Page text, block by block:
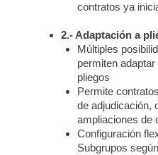
contratos ya
2.- Adaptación a
Múltiples
permiten
pliegos
Permite
de adjudicación,
ampliaciones de
Configuración
Subgrupos